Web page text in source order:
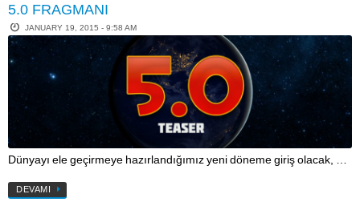
5.0 FRAGMANI
JANUARY 19, 2015 - 9:58 AM
Dünyayı ele geçirmeye hazırlandığımız yeni döneme giriş olacak, …
DEVAMI